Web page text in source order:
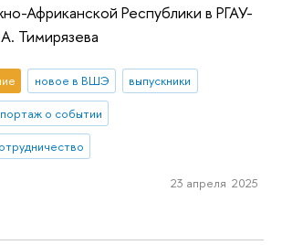
Африканской Республики в РГАУ-
Тимирязева
новое в ВШЭ
выпускники
о событии
23 апреля 2025